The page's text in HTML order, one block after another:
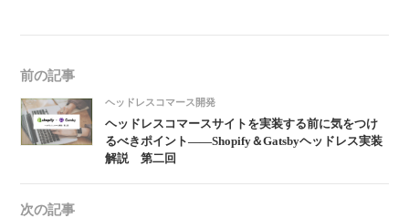
前の記事
ヘッドレスコマース開発
ヘッドレスコマースサイトを実装する前に気をつけ
るべきポイント——Shopify＆Gatsbyヘッドレス実装
解説 第二回
次の記事